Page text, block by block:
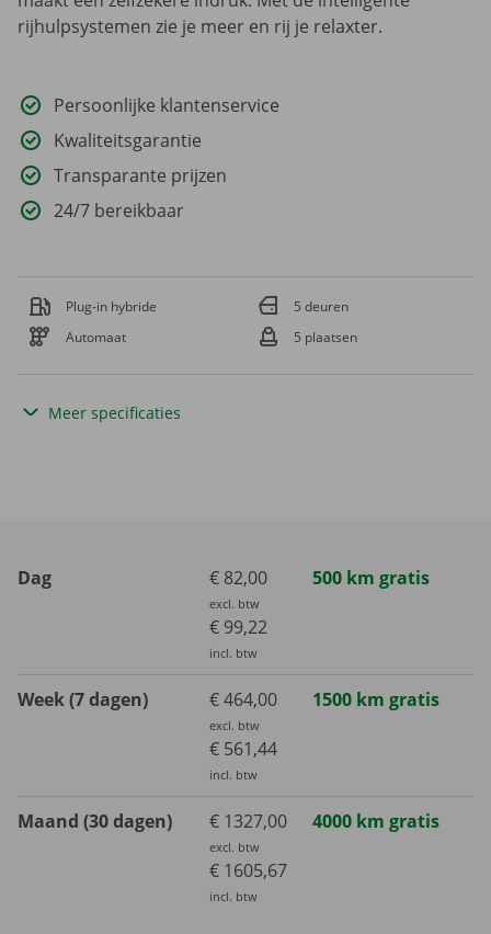
rijhulpsystemen zie je meer en rij je relaxter.
Persoonlijke klantenservice
Kwaliteitsgarantie
Transparante prijzen
24/7 bereikbaar
Plug-in hybride
5 deuren
Automaat
5 plaatsen
Meer specificaties
Dag € 82,00
excl. btw
€ 99,22
incl. btw
500 km gratis
Week (7 dagen) € 464,00
excl. btw
€ 561,44
incl. btw
1500 km gratis
Maand (30 dagen) € 1327,00
excl. btw
€ 1605,67
incl. btw
4000 km gratis